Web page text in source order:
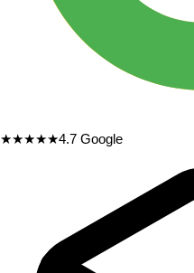
★★★★★4.7 Google